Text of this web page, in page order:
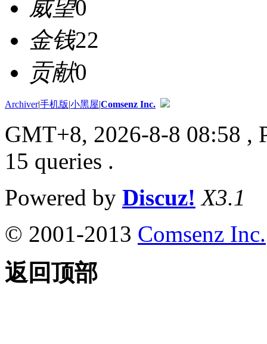
威望0
金钱22
贡献0
Archiver|手机版|小黑屋|Comsenz Inc.
GMT+8, 2026-8-8 08:58 ,
15 queries .
Powered by Discuz! X3.1
© 2001-2013 Comsenz Inc.
返回顶部